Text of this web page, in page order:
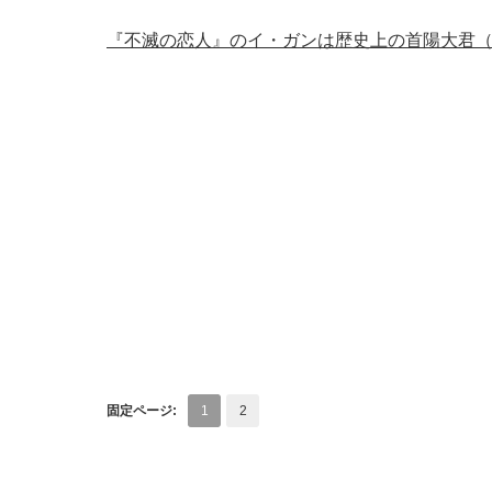
『不滅の恋人』のイ・ガンは歴史上の首陽大君
固定ページ: 1 2